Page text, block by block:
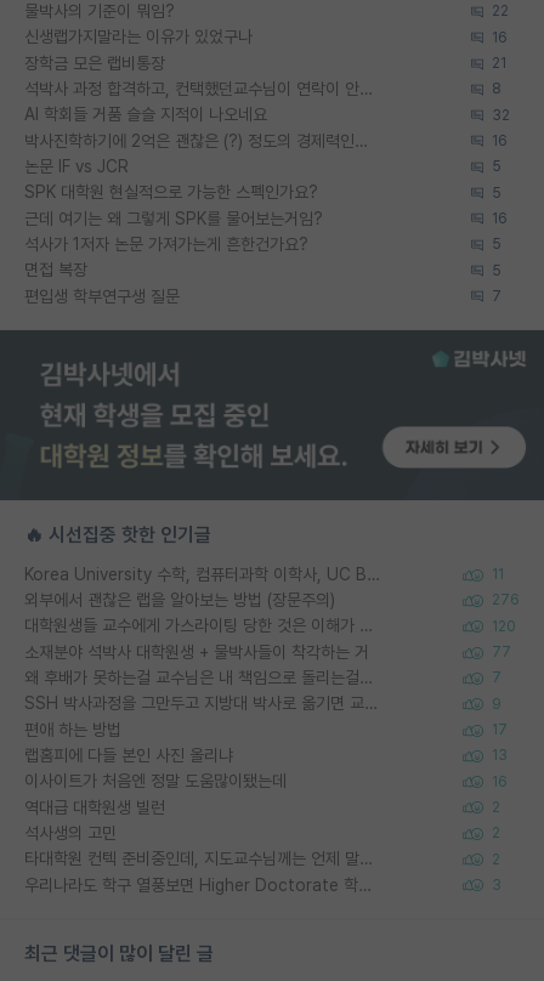
물박사의 기준이 뭐임? 22
신생랩가지말라는 이유가 있었구나 16
장학금 모은 랩비통장 21
석박사 과정 합격하고, 컨택했던교수님이 연락이 안됩니다... 8
AI 학회들 거품 슬슬 지적이 나오네요 32
박사진학하기에 2억은 괜찮은 (?) 정도의 경제력인가요 16
논문 IF vs JCR 5
SPK 대학원 현실적으로 가능한 스펙인가요? 5
근데 여기는 왜 그렇게 SPK를 물어보는거임? 16
석사가 1저자 논문 가져가는게 흔한건가요? 5
면접 복장 5
편입생 학부연구생 질문 7
🔥 시선집중 핫한 인기글
Korea University 수학, 컴퓨터과학 이학사, UC Berkeley 산업공학 대학원 공학박사가 되는 것은 쉽지 않겠죠? 11
외부에서 괜찮은 랩을 알아보는 방법 (장문주의) 276
대학원생들 교수에게 가스라이팅 당한 것은 이해가 갑니다. 안타깝네요. 120
소재분야 석박사 대학원생 + 물박사들이 착각하는 거 77
왜 후배가 못하는걸 교수님은 내 책임으로 돌리는걸까요? 7
SSH 박사과정을 그만두고 지방대 박사로 옮기면 교수의 꿈은 끝일까요? 9
편애 하는 방법 17
랩홈피에 다들 본인 사진 올리냐 13
이사이트가 처음엔 정말 도움많이됐는데 16
역대급 대학원생 빌런 2
석사생의 고민 2
타대학원 컨텍 준비중인데, 지도교수님께는 언제 말씀드려야 할까요? 2
우리나라도 학구 열풍보면 Higher Doctorate 학위가 필요하다고 봅니다. 3
최근 댓글이 많이 달린 글